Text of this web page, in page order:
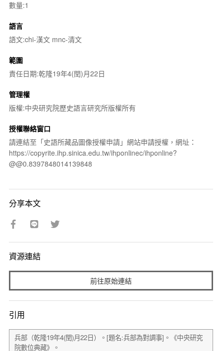
數量:1
語言
語文:chi-漢文 mnc-清文
範圍
責任日期:乾隆19年4(閏)月22日
管理權
版權:中央研究院歷史語言研究所版權所有
授權聯絡窗口
請連結至「史語所藏品圖像授權申請」網站申請授權，網址：
https://copyrite.ihp.sinica.edu.tw/ihponlinec/ihponline?
@@0.8397848014139848
分享本文
資源連結
前往原始連結
引用